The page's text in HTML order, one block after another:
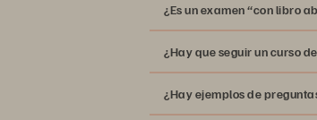
¿Es un examen “con libro
¿Hay que seguir un curso
¿Hay ejemplos de